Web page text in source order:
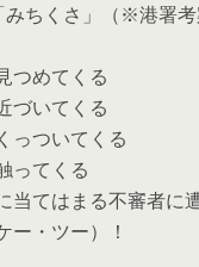
ちくさ」（※港署考
つめてくる
づいてくる
っついてくる
ってくる
当てはまる不審者に
ー・ツー）！